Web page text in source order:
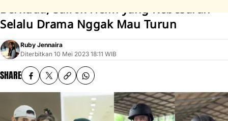
Berkuda, Salfok Helm yang Kebesaran -
Selalu Drama Nggak Mau Turun
Ruby Jennaira
Diterbitkan 10 Mei 2023 18:11 WIB
SHARE